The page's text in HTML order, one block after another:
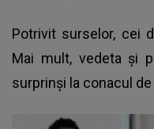
Potrivit surselor, cei
Mai mult, vedeta și
surprinși la conacul